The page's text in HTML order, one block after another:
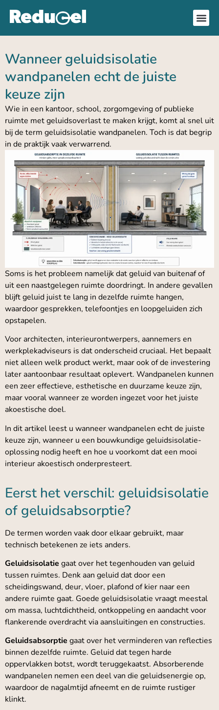
Wanneer geluidsisolatie
wandpanelen echt de juiste
keuze zijn
Wie in een kantoor, school, zorgomgeving of publieke
ruimte met geluidsoverlast te maken krijgt, komt al snel uit
bij de term geluidsisolatie wandpanelen. Toch is dat begrip
in de praktijk vaak verwarrend.
Soms is het probleem namelijk dat geluid van buitenaf of
uit een naastgelegen ruimte doordringt. In andere gevallen
blijft geluid juist te lang in dezelfde ruimte hangen,
waardoor gesprekken, telefoontjes en loopgeluiden zich
opstapelen.
Voor architecten, interieurontwerpers, aannemers en
werkplekadviseurs is dat onderscheid cruciaal. Het bepaalt
niet alleen welk product werkt, maar ook of de investering
later aantoonbaar resultaat oplevert. Wandpanelen kunnen
een zeer effectieve, esthetische en duurzame keuze zijn,
maar vooral wanneer ze worden ingezet voor het juiste
akoestische doel.
In dit artikel leest u wanneer wandpanelen echt de juiste
keuze zijn, wanneer u een bouwkundige geluidsisolatie-
oplossing nodig heeft en hoe u voorkomt dat een mooi
interieur akoestisch onderpresteert.
Eerst het verschil: geluidsisolatie
of geluidsabsorptie?
De termen worden vaak door elkaar gebruikt, maar
technisch betekenen ze iets anders.
Geluidsisolatie gaat over het tegenhouden van geluid
tussen ruimtes. Denk aan geluid dat door een
scheidingswand, deur, vloer, plafond of kier naar een
andere ruimte gaat. Goede geluidsisolatie vraagt meestal
om massa, luchtdichtheid, ontkoppeling en aandacht voor
flankerende overdracht via aansluitingen en constructies.
Geluidsabsorptie gaat over het verminderen van reflecties
binnen dezelfde ruimte. Geluid dat tegen harde
oppervlakken botst, wordt teruggekaatst. Absorberende
wandpanelen nemen een deel van die geluidsenergie op,
waardoor de nagalmtijd afneemt en de ruimte rustiger
klinkt.